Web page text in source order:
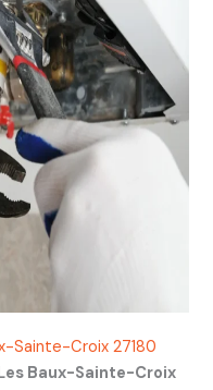
Sainte-Croix 27180
Baux-Sainte-Croix